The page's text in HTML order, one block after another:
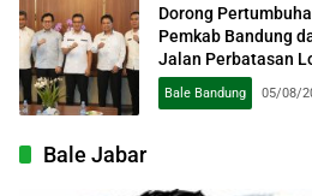
Dorong
Pemkab Bandung
Jalan Perbatasan
Bale Bandung 05/08/
Bale Jabar